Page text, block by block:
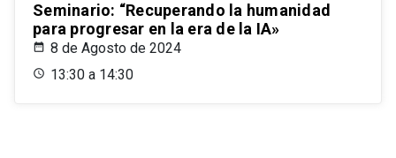
Seminario: “Recuperando la humanidad
para progresar en la era de la IA»
8 de Agosto de 2024
13:30 a 14:30